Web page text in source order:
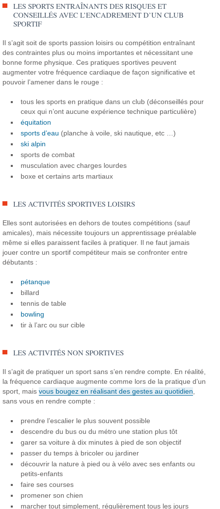
LES SPORTS ENTRAÎNANTS DES RISQUES ET
CONSEILLÉS AVEC L’ENCADREMENT D’UN CLUB
SPORTIF
Il s’agit soit de sports passion loisirs ou compétition entraînant
des contraintes plus ou moins importantes et nécessitant une
bonne forme physique. Ces pratiques sportives peuvent
augmenter votre fréquence cardiaque de façon significative et
pouvoir l’amener dans le rouge :
tous les sports en pratique dans un club (déconseillés pour
ceux qui n’ont aucune expérience technique particulière)
équitation
sports d’eau (planche à voile, ski nautique, etc …)
ski alpin
sports de combat
musculation avec charges lourdes
boxe et certains arts martiaux
LES ACTIVITÉS SPORTIVES LOISIRS
Elles sont autorisées en dehors de toutes compétitions (sauf
amicales), mais nécessite toujours un apprentissage préalable
même si elles paraissent faciles à pratiquer. Il ne faut jamais
jouer contre un sportif compétiteur mais se confronter entre
débutants :
pétanque
billard
tennis de table
bowling
tir à l’arc ou sur cible
LES ACTIVITÉS NON SPORTIVES
Il s’agit de pratiquer un sport sans s’en rendre compte. En réalité,
la fréquence cardiaque augmente comme lors de la pratique d’un
sport, maisvous bougez en réalisant des gestes au quotidien
sans vous en rendre compte :
prendre l’escalier le plus souvent possible
descendre du bus ou du métro une station plus tôt
garer sa voiture à dix minutes à pied de son objectif
passer du temps à bricoler ou jardiner
découvrir la nature à pied ou à vélo avec ses enfants ou
petits-enfants
faire ses courses
promener son chien
marcher tout simplement, régulièrement tous les jours